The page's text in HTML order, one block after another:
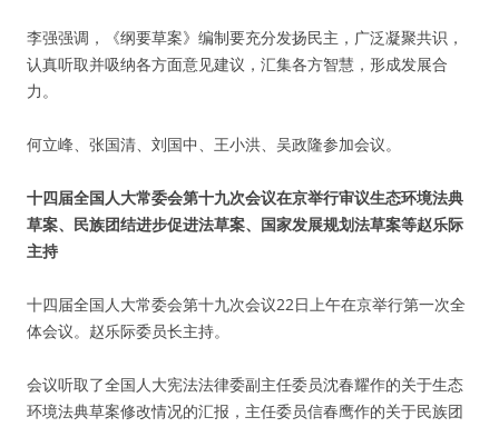
李强强调，《纲要草案》编制要充分发扬民主，广泛凝聚共识，
认真听取并吸纳各方面意见建议，汇集各方智慧，形成发展合
力。
何立峰、张国清、刘国中、王小洪、吴政隆参加会议。
十四届全国人大常委会第十九次会议在京举行审议生态环境法典
草案、民族团结进步促进法草案、国家发展规划法草案等赵乐际
主持
十四届全国人大常委会第十九次会议22日上午在京举行第一次全
体会议。赵乐际委员长主持。
会议听取了全国人大宪法法律委副主任委员沈春耀作的关于生态
环境法典草案修改情况的汇报，主任委员信春鹰作的关于民族团